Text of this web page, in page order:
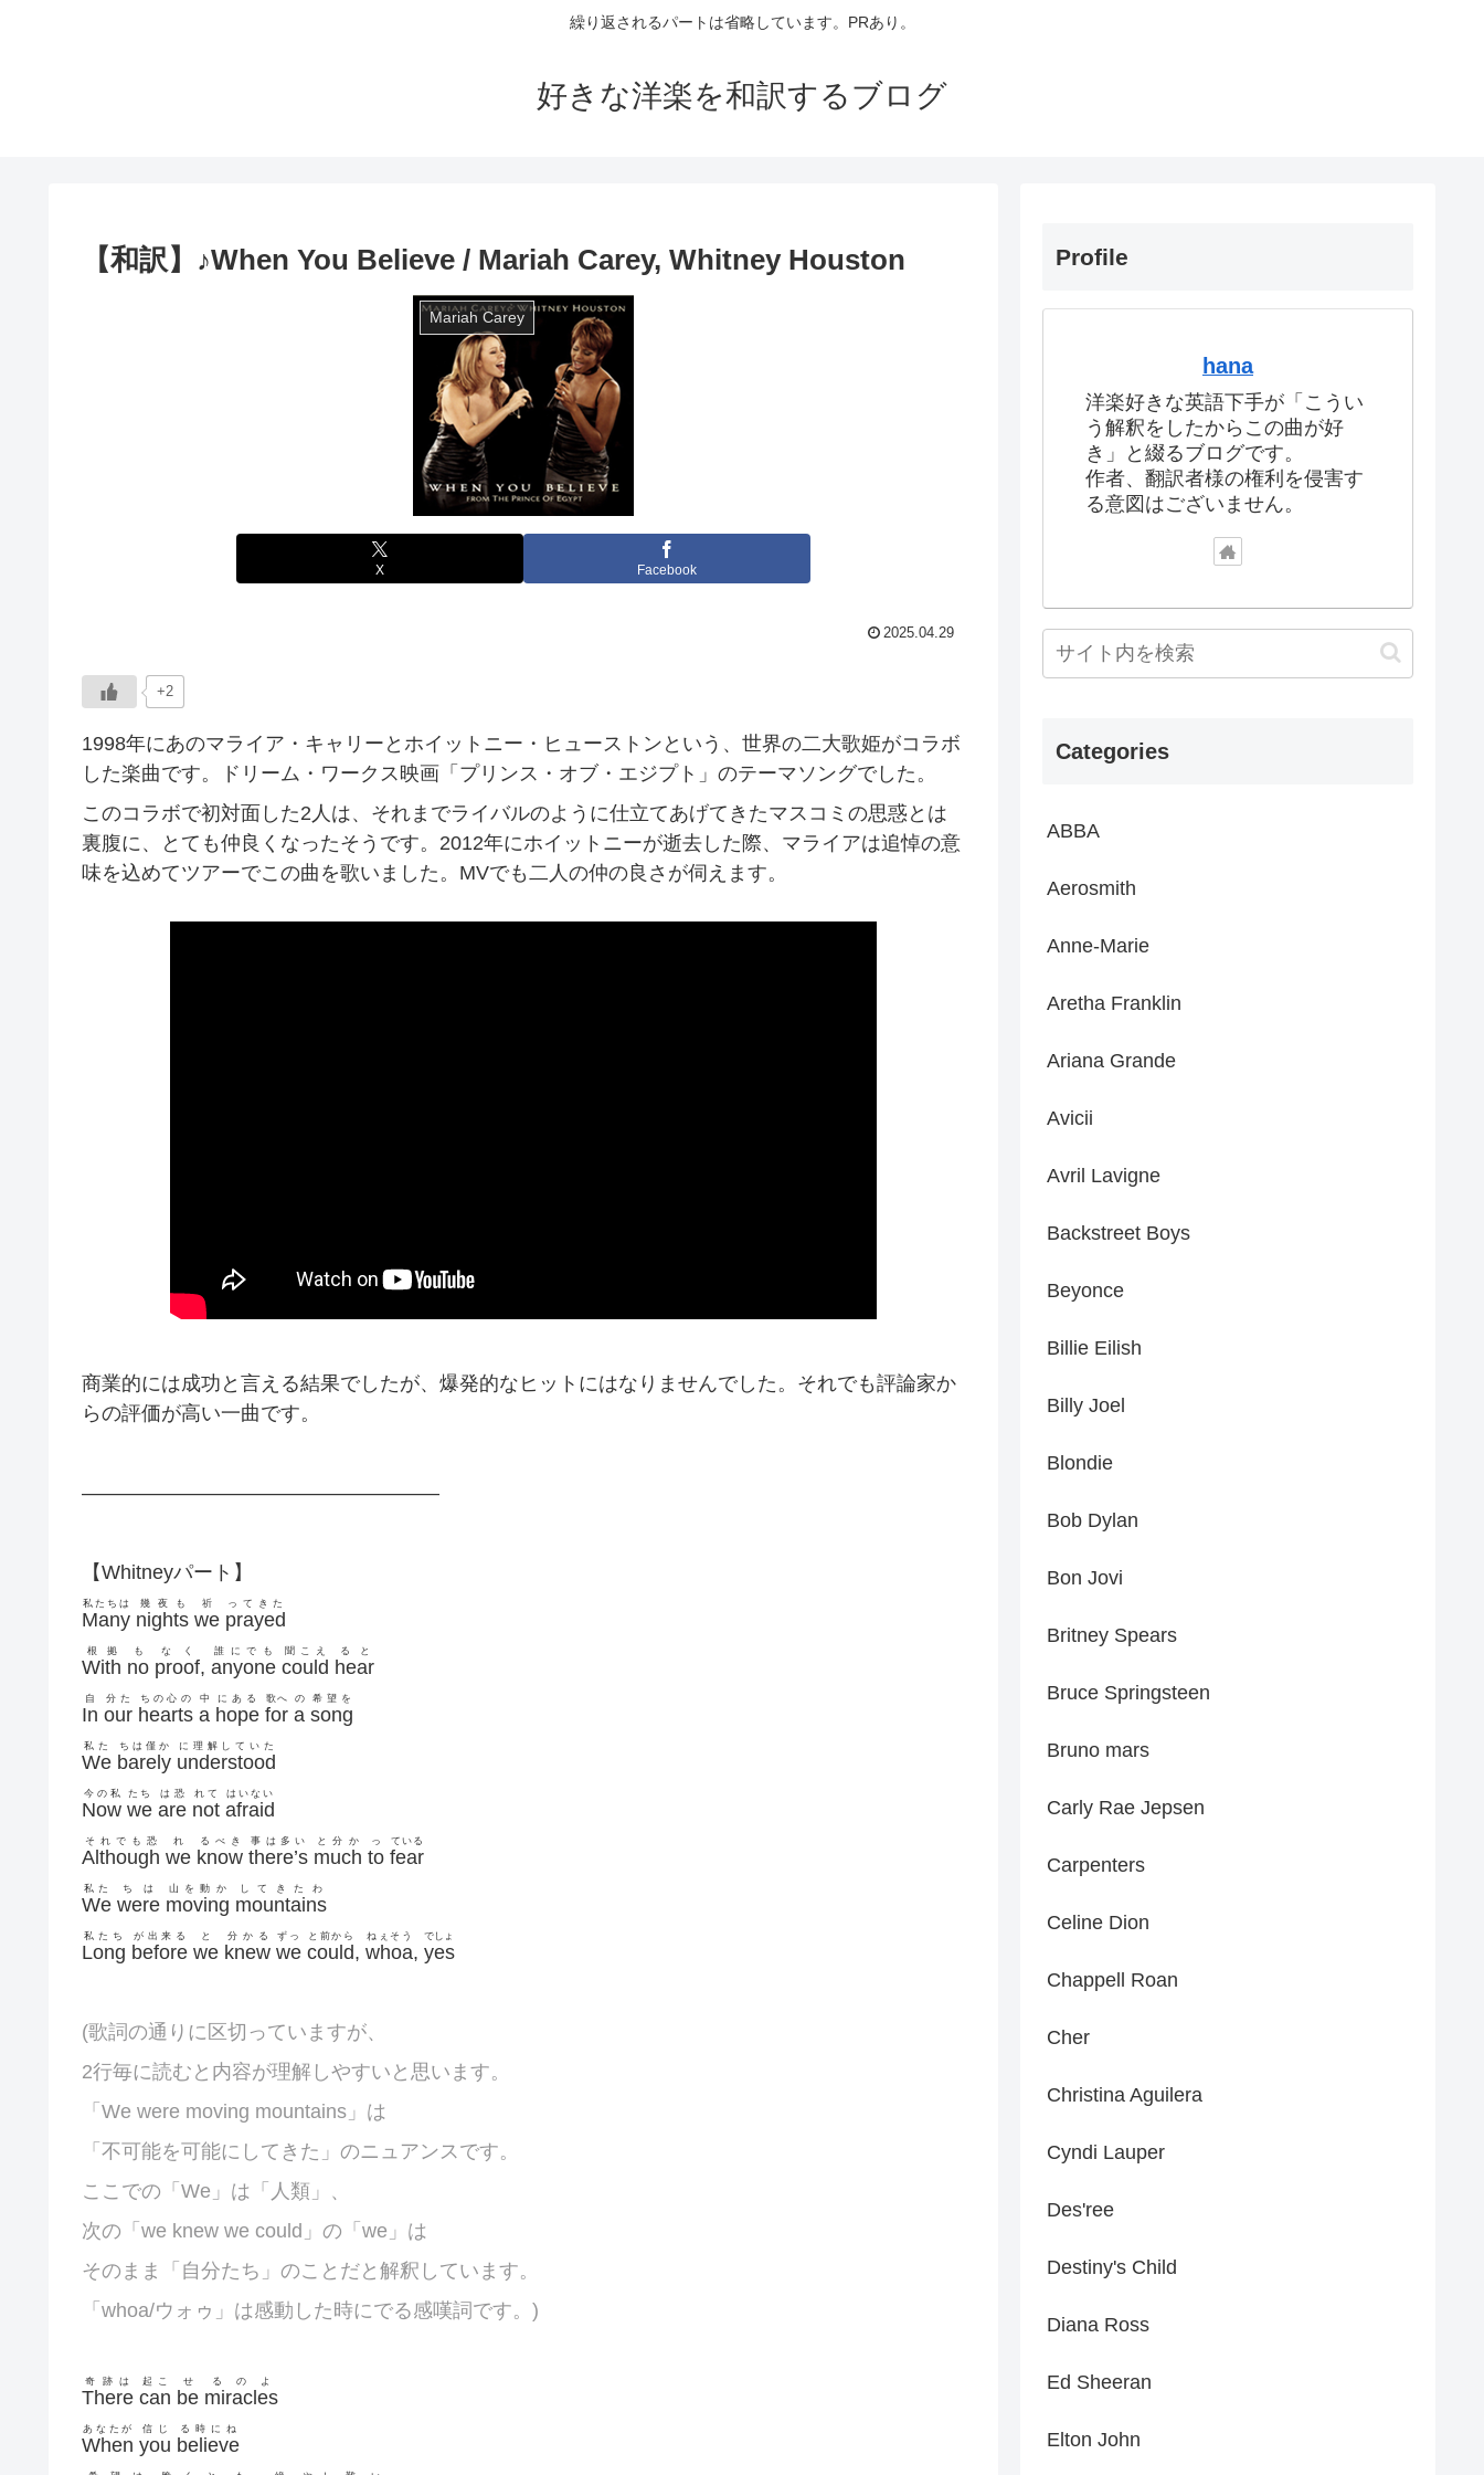
繰り返されるパートは省略しています。PRあり。
好きな洋楽を和訳するブログ
【和訳】♪When You Believe / Mariah Carey, Whitney Houston
Mariah Carey
X Facebook
2025.04.29
+2
1998年にあのマライア・キャリーとホイットニー・ヒューストンという、世界の二大歌姫がコラボ
した楽曲です。ドリーム・ワークス映画「プリンス・オブ・エジプト」のテーマソングでした。
このコラボで初対面した2人は、それまでライバルのように仕立てあげてきたマスコミの思惑とは
裏腹に、とても仲良くなったそうです。2012年にホイットニーが逝去した際、マライアは追悼の意
味を込めてツアーでこの曲を歌いました。MVでも二人の仲の良さが伺えます。
商業的には成功と言える結果でしたが、爆発的なヒットにはなりませんでした。それでも評論家か
らの評価が高い一曲です。
——————————————————
【Whitneyパート】
Many
私たちは
nights
幾夜も
we
祈
prayed
ってきた
With
根拠
no
も
proof
なく
, anyone
誰にでも
could
聞こえ
hear
ると
In
自
our
分た
hearts
ちの心の
a
中
hope
にある
for
歌へ
a
の
song
希望を
We
私た
barely
ちは僅か
understood
に理解していた
Now
今の私
we
たち
are
は恐
not
れて
afraid
はいない
Although
それでも恐
we
れ
know
るべき
there’s
事は多い
much
と分か
to
っ
fear
ている
We
私た
were
ちは
moving
山を動か
mountains
してきたわ
Long
私たち
before
が出来る
we
と
knew
分かる
we
ずっ
could
と前から
, whoa
ねぇそう
, yes
でしょ
(歌詞の通りに区切っていますが、
2行毎に読むと内容が理解しやすいと思います。
「We were moving mountains」は
「不可能を可能にしてきた」のニュアンスです。
ここでの「We」は「人類」、
次の「we knew we could」の「we」は
そのまま「自分たち」のことだと解釈しています。
「whoa/ウォゥ」は感動した時にでる感嘆詞です。)
There
奇跡は
can
起こ
be
せ
miracles
るのよ
When
あなたが
you
信じ
believe
る時にね
Profile
hana
洋楽好きな英語下手が「こうい
う解釈をしたからこの曲が好
き」と綴るブログです。
作者、翻訳者様の権利を侵害す
る意図はございません。
Categories
ABBA
Aerosmith
Anne-Marie
Aretha Franklin
Ariana Grande
Avicii
Avril Lavigne
Backstreet Boys
Beyonce
Billie Eilish
Billy Joel
Blondie
Bob Dylan
Bon Jovi
Britney Spears
Bruce Springsteen
Bruno mars
Carly Rae Jepsen
Carpenters
Celine Dion
Chappell Roan
Cher
Christina Aguilera
Cyndi Lauper
Des'ree
Destiny's Child
Diana Ross
Ed Sheeran
Elton John